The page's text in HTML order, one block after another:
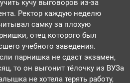
кучу выговоров из-за
Ректор каждую неделю
самку за плохую
отец которого был
учебного заведения.
парнишка не сдаст экзамен,
то он выгонит тёлочку из ВУЗа
не хотела терять работу,